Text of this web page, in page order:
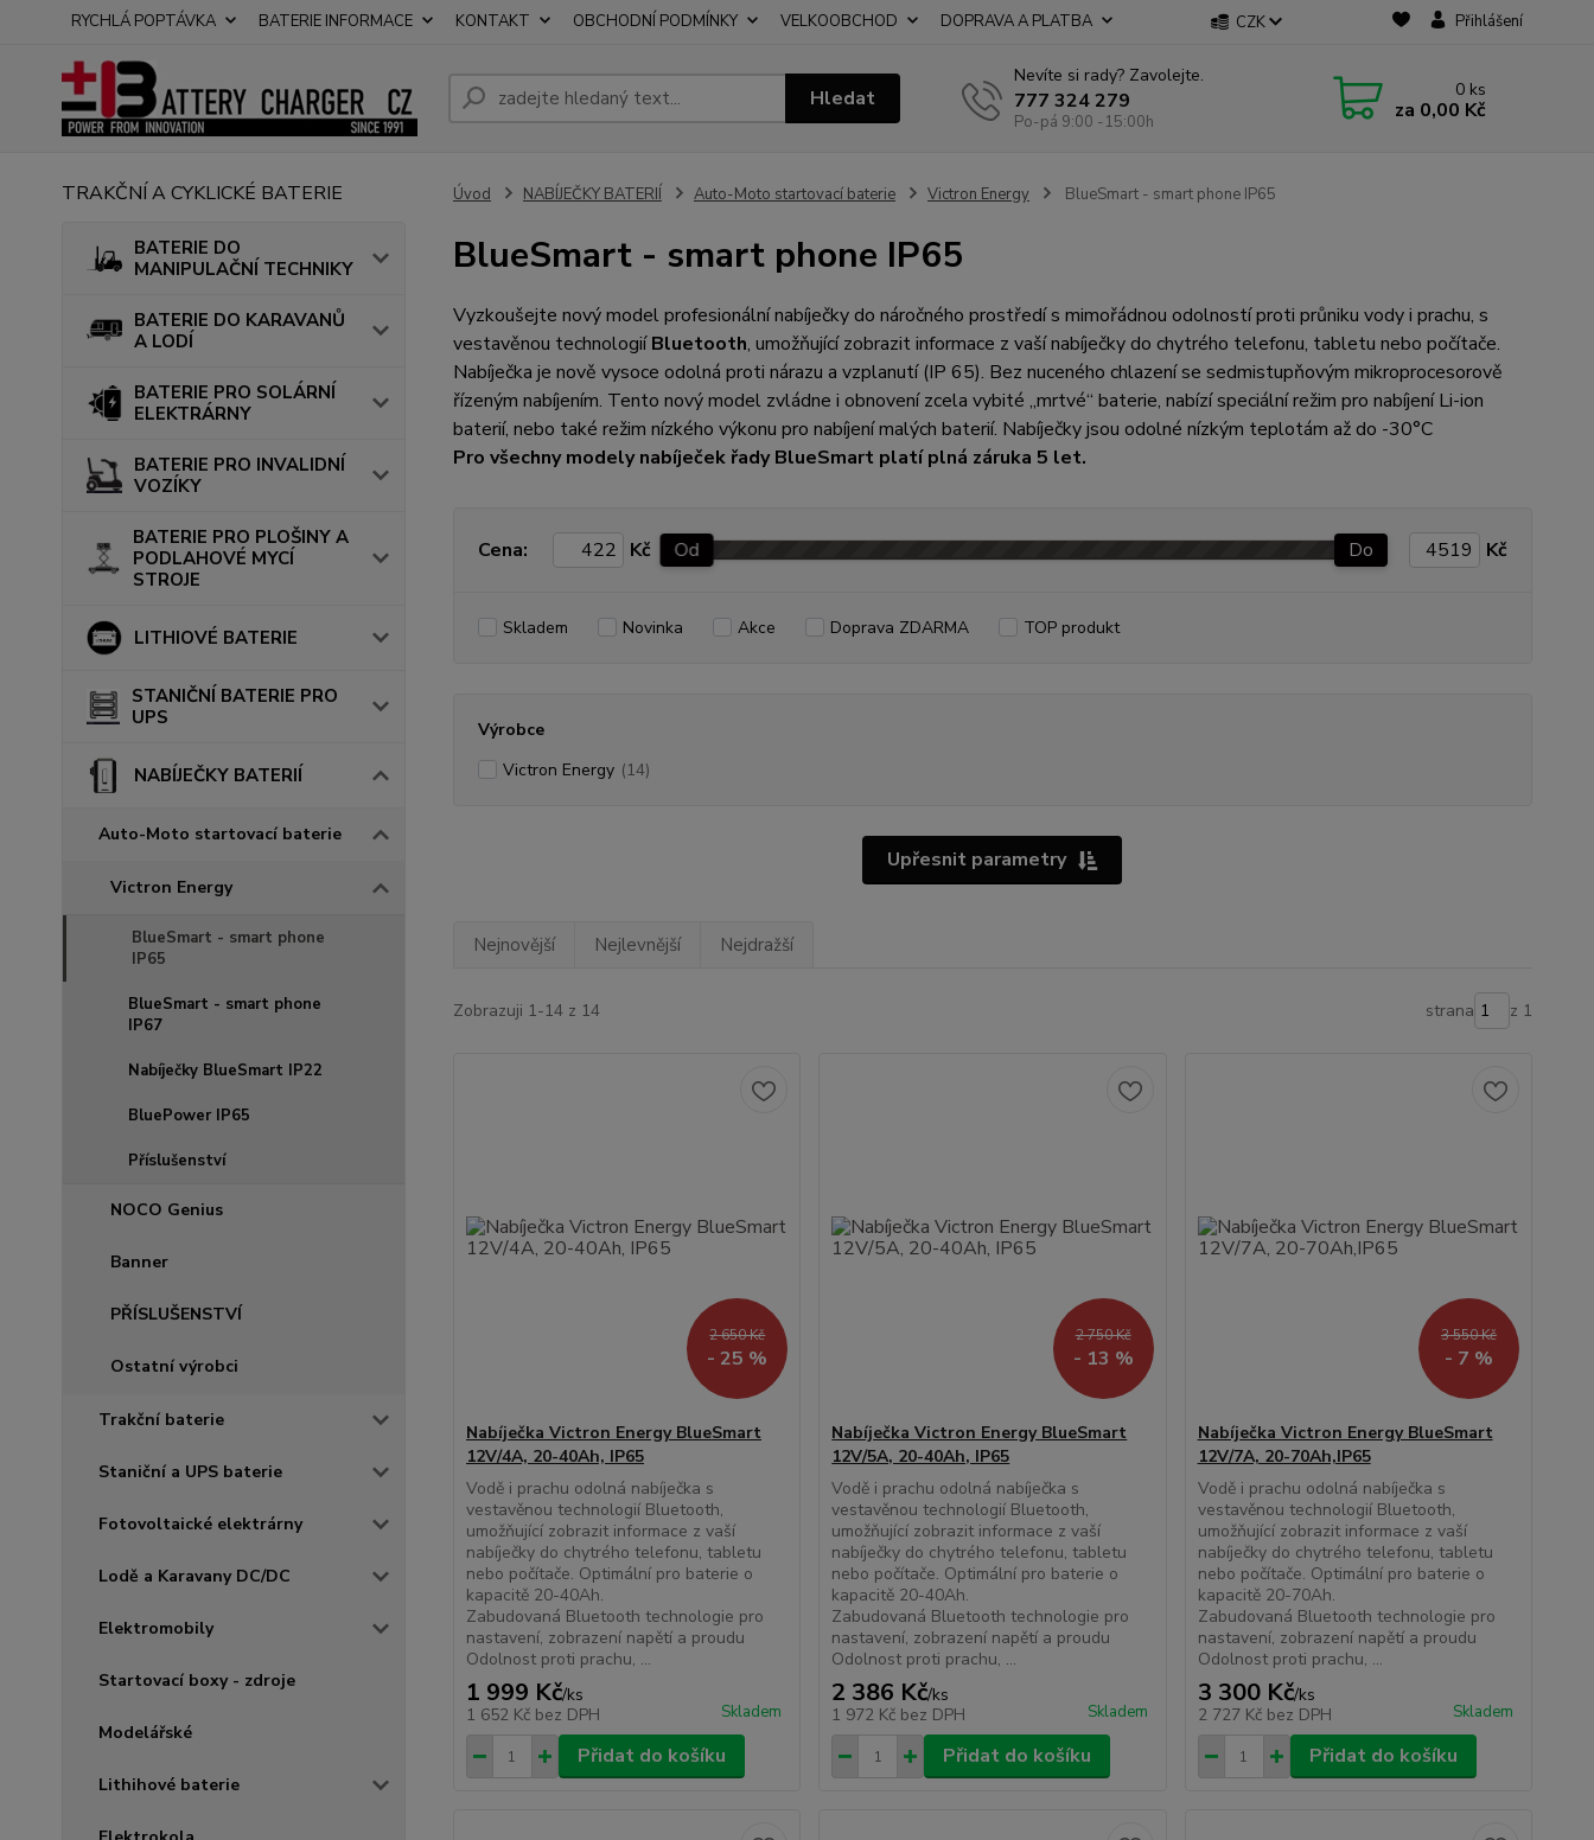
RYCHLÁ POPTÁVKA BATERIE INFORMACE KONTAKT OBCHODNÍ PODMÍNKY VELKOOBCHOD DOPRAVA A PLATBA CZK Přihlášení
Hledat
Nevíte si rady? Zavolejte.
777 324 279
Po-pá 9:00 -15:00h
0 ks
za 0,00 Kč
TRAKČNÍ A CYKLICKÉ BATERIE
BATERIE DO
MANIPULAČNÍ TECHNIKY
BATERIE DO KARAVANŮ
A LODÍ
BATERIE PRO SOLÁRNÍ
ELEKTRÁRNY
BATERIE PRO INVALIDNÍ
VOZÍKY
BATERIE PRO PLOŠINY A
PODLAHOVÉ MYCÍ
STROJE
LITHIOVÉ BATERIE
STANIČNÍ BATERIE PRO
UPS
NABÍJEČKY BATERIÍ
Auto-Moto startovací baterie
Victron Energy
BlueSmart - smart phone
IP65
BlueSmart - smart phone
IP67
Nabíječky BlueSmart IP22
BluePower IP65
Příslušenství
NOCO Genius
Banner
PŘÍSLUŠENSTVÍ
Ostatní výrobci
Trakční baterie
Staniční a UPS baterie
Fotovoltaické elektrárny
Lodě a Karavany DC/DC
Elektromobily
Startovací boxy - zdroje
Modelářské
Lithihové baterie
Úvod NABÍJEČKY BATERIÍ Auto-Moto startovací baterie Victron Energy BlueSmart - smart phone IP65
BlueSmart - smart phone IP65
Vyzkoušejte nový model profesionální nabíječky do náročného prostředí s mimořádnou odolností proti průniku vody i prachu, s
vestavěnou technologiíBluetooth, umožňující zobrazit informace z vaší nabíječky do chytrého telefonu, tabletu nebo počítače.
Nabíječka je nově vysoce odolná proti nárazu a vzplanutí (IP 65). Bez nuceného chlazení se sedmistupňovým mikroprocesorově
řízeným nabíjením. Tento nový model zvládne i obnovení zcela vybité „mrtvé“ baterie, nabízí speciální režim pro nabíjení Li-ion
baterií, nebo také režim nízkého výkonu pro nabíjení malých baterií. Nabíječky jsou odolné nízkým teplotám až do -30°C
Pro všechny modely nabíječek řadyBlueSmart platí plná záruka 5 let.
Upřesnit parametry
Cena: Kč Od Do Kč
Skladem Novinka Akce Doprava ZDARMA TOP produkt
Výrobce
Victron Energy (14)
Nejnovější Nejlevnější Nejdražší
Zobrazuji 1-14 z 14 strana z 1
2 650 Kč
- 25 %
Nabíječka Victron Energy BlueSmart
12V/4A, 20-40Ah, IP65
Vodě i prachu odolná nabíječka s
vestavěnou technologií Bluetooth,
umožňující zobrazit informace z vaší
nabíječky do chytrého telefonu, tabletu
nebo počítače. Optimální pro baterie o
kapacitě 20-40Ah.
Zabudovaná Bluetooth technologie pro
nastavení, zobrazení napětí a proudu
Odolnost proti prachu, ...
1 999 Kč/ks
1 652 Kč bez DPH Skladem
Přidat do košíku
2 750 Kč
- 13 %
Nabíječka Victron Energy BlueSmart
12V/5A, 20-40Ah, IP65
Vodě i prachu odolná nabíječka s
vestavěnou technologií Bluetooth,
umožňující zobrazit informace z vaší
nabíječky do chytrého telefonu, tabletu
nebo počítače. Optimální pro baterie o
kapacitě 20-40Ah.
Zabudovaná Bluetooth technologie pro
nastavení, zobrazení napětí a proudu
Odolnost proti prachu, ...
2 386 Kč/ks
1 972 Kč bez DPH Skladem
Přidat do košíku
3 550 Kč
- 7 %
Nabíječka Victron Energy BlueSmart
12V/7A, 20-70Ah,IP65
Vodě i prachu odolná nabíječka s
vestavěnou technologií Bluetooth,
umožňující zobrazit informace z vaší
nabíječky do chytrého telefonu, tabletu
nebo počítače. Optimální pro baterie o
kapacitě 20-70Ah.
Zabudovaná Bluetooth technologie pro
nastavení, zobrazení napětí a proudu
Odolnost proti prachu, ...
3 300 Kč/ks
2 727 Kč bez DPH Skladem
Přidat do košíku